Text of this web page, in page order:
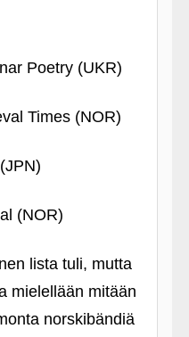
Poetry (UKR)
Times (NOR)
(NOR)
lista tuli, mutta
mielellään mitään
norskibändiä